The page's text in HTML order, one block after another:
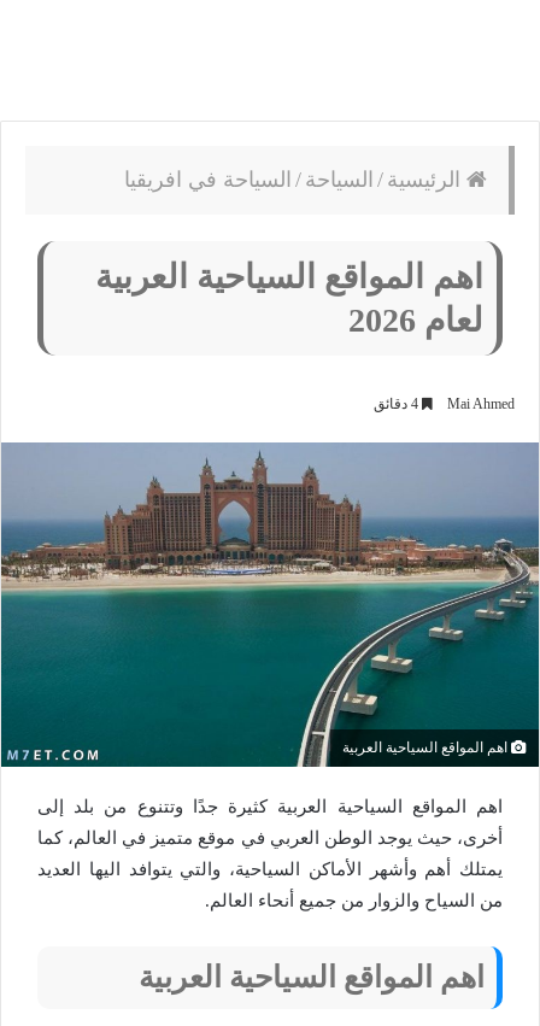
الرئيسية / السياحة / السياحة في افريقيا
اهم المواقع السياحية العربية
لعام 2026
Mai Ahmed
اهم المواقع السياحية العربية
اهم المواقع السياحية العربية كثيرة جدًا وتتنوع من بلد إلى
أخرى، حيث يوجد الوطن العربي في موقع متميز في العالم، كما
يمتلك أهم وأشهر الأماكن السياحية، والتي يتوافد اليها العديد
من السياح والزوار من جميع أنحاء العالم.
اهم المواقع السياحية العربية